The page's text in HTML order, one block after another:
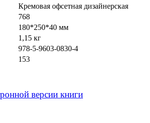
Кремовая офсетная дизайнерская
768
180*250*40 мм
1,15 кг
978-5-9603-0830-4
153
версии книги